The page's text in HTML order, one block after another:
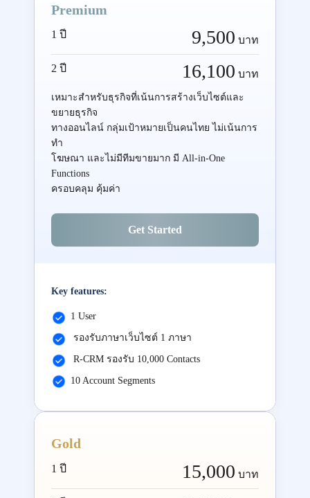
Premium
1 ปี 9,500 บาท
2 ปี 16,100 บาท
เหมาะสำหรับธุรกิจที่เน้นการสร้างเว็บไซต์และ
ขยายธุรกิจ
ทางออนไลน์ กลุ่มเป้าหมายเป็นคนไทย ไม่เน้นการ
ทำ
โฆษณา และไม่มีทีมขายมาก มี All-in-One
Functions
ครอบคลุม คุ้มค่า
Get Started
Key features:
1 User
รองรับภาษาเว็บไซต์ 1 ภาษา
R-CRM รองรับ 10,000 Contacts
10 Account Segments
Gold
1 ปี 15,000 บาท